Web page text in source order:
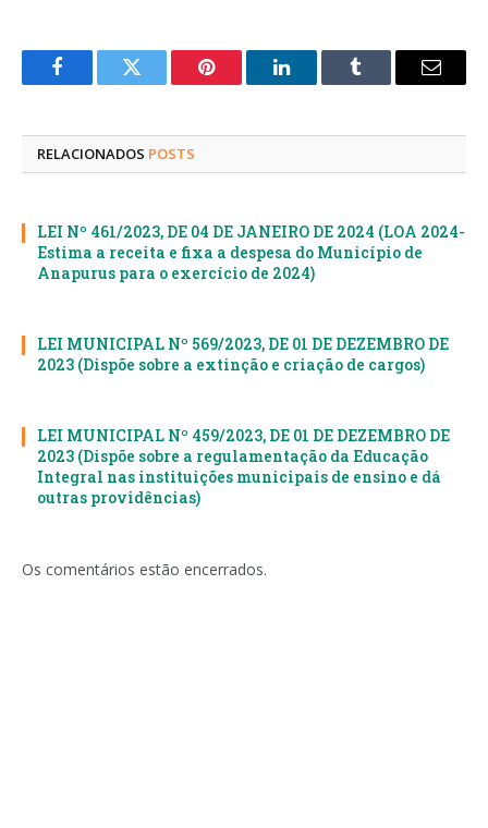
FacebookTwitter Pinterest LinkedInTumblr
E-
RELACIONADOS POSTS
LEI Nº 461/2023, DE 04 DE JANEIRO DE 2024 (LOA 2024-
Estima a receita e fixa a despesa do Município de
Anapurus para o exercício de 2024)
LEI MUNICIPAL Nº 569/2023, DE 01 DE DEZEMBRO DE
2023 (Dispõe sobre a extinção e criação de cargos)
LEI MUNICIPAL Nº 459/2023, DE 01 DE DEZEMBRO DE
2023 (Dispõe sobre a regulamentação da Educação
Integral nas instituições municipais de ensino e dá
outras providências)
Os comentários estão encerrados.